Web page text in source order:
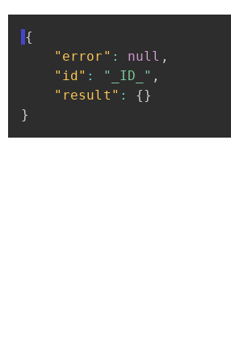
{
"error" : null ,
"id" : "_ID_" ,
"result" : {}
}